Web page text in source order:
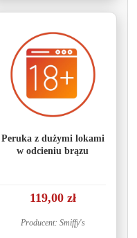
Peruka z dużymi lokami
w odcieniu brązu
119,00 zł
Producent: Smiffy's